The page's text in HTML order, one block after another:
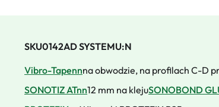
SKU0142AD SYSTEMU:N
Vibro-Tapennna obwodzie, na profilach C-D
SONOTIZ ATnn12 mm na klejuSONOBOND